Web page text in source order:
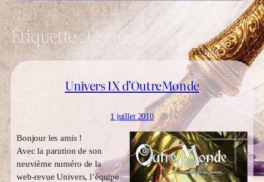
Étiquette :Osmay
Univers IX d’OutreMonde
1 juillet 2010
Bonjour les amis !
Avec la parution de son
neuvième numéro de la
web-revue Univers, l’équipe